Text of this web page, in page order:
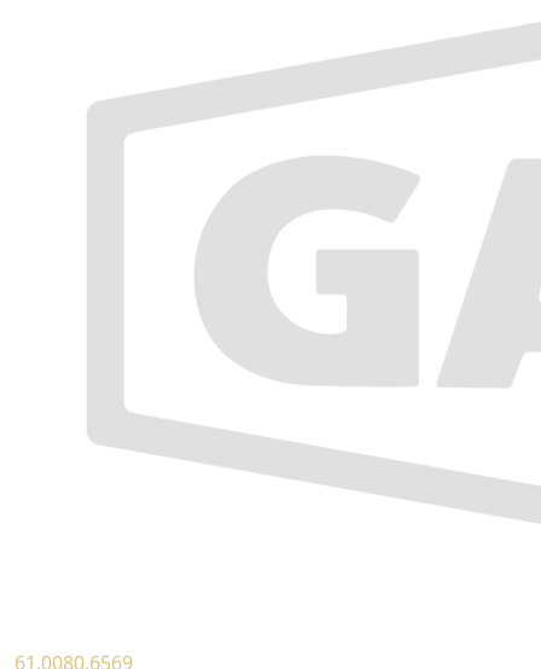
61.0080.6569